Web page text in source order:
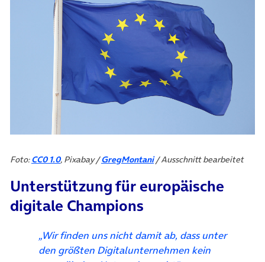
Foto:CC0 1.0, Pixabay /GregMontani/ Ausschnitt bearbeitet
Unterstützung für europäische
digitale Champions
„Wir finden uns nicht damit ab, dass unter
den größten Digitalunternehmen kein